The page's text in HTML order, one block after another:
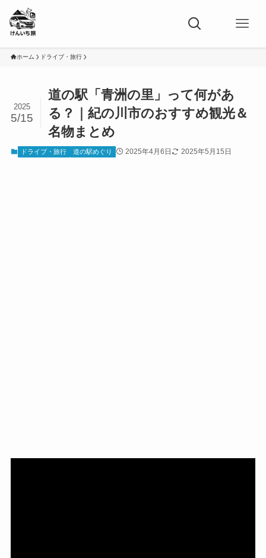
ホーム ドライブ・旅行
道の駅「青洲の里」って何があ
る？｜紀の川市のおすすめ観光＆
名物まとめ
2025
5/15
ドライブ・旅行 道の駅めぐり 2025年4月6日 2025年5月15日